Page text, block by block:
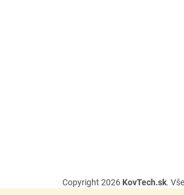
Copyright 2026 KovTech.sk.